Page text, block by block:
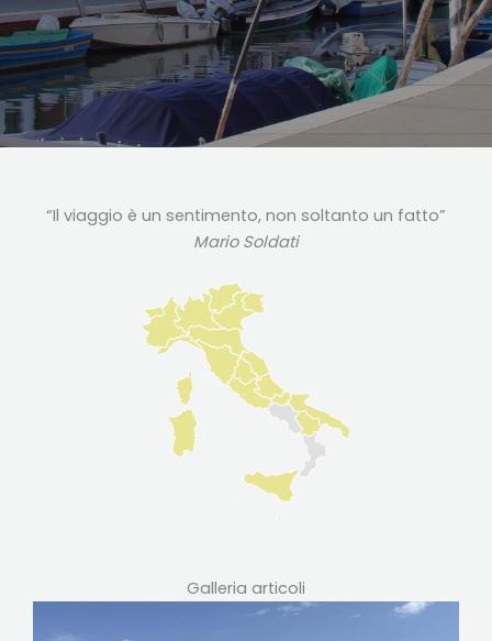
“Il viaggio è un sentimento, non soltanto un fatto”
Mario Soldati
Galleria articoli